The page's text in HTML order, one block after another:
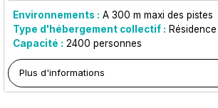
Environnements : A 300 m maxi des pistes
Type d'hébergement collectif :
Capacité : 2400 personnes
Plus d'informations